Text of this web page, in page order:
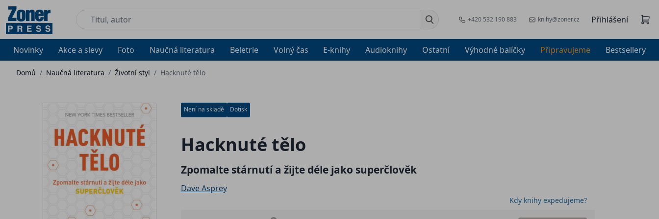
+420 532 190 883 knihy@zoner.cz Přihlášení
Novinky Akce a slevy Foto Naučná literatura Beletrie Volný čas E-knihy Audioknihy Ostatní Výhodné balíčky Připravujeme Bestsellery
Domů / Naučná literatura / Životní styl / Hacknuté tělo
Není na skladě Dotisk
Hacknuté tělo
Zpomalte stárnutí a žijte déle jako superčlověk
Dave Asprey
Kdy knihy expedujeme?